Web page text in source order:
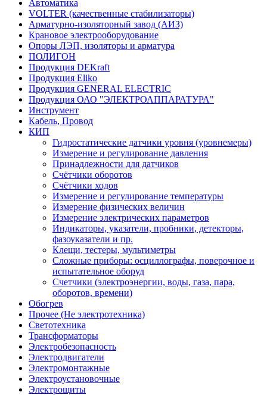
Автоматика
VOLTER (качественные стабилизаторы)
Арматурно-изоляторный завод (АИЗ)
Крановое электрооборудование
Опоры ЛЭП, изоляторы и арматура
ПОЛИГОН
Продукция DEKraft
Продукция Eliko
Продукция GENERAL ELECTRIC
Продукция ОАО "ЭЛЕКТРОАППАРАТУРА"
Инструмент
Кабель, Провод
КИП
Гидростатические датчики уровня (уровнемеры)
Измерение и регулирование давления
Принадлежности для датчиков
Счётчики оборотов
Счётчики ходов
Измерение и регулирование температуры
Измерение физических величин
Измерение электрических параметров
Индикаторы, указатели, пробники, детекторы,
фазоуказатели и пр.
Клещи, тестеры, мультиметры
Сложные приборы: осциллографы, поверочное и
испытательное оборуд
Счетчики (электроэнергии, воды, газа, пара,
оборотов, времени)
Обогрев
Прочее (Не электротехника)
Светотехника
Трансформаторы
Электробезопасность
Электродвигатели
Электромонтажные
Электроустановочные
Электрощиты